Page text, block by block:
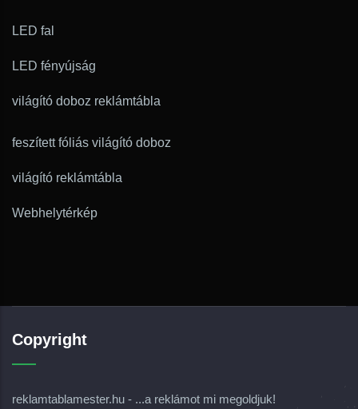
LED fal
LED fényújság
világító doboz reklámtábla
feszített fóliás világító doboz
világító reklámtábla
Webhelytérkép
Copyright
reklamtablamester.hu - ...a reklámot mi megoldjuk!